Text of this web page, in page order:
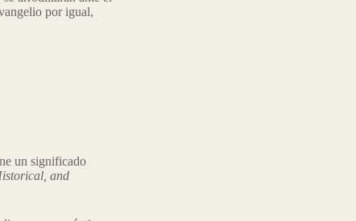
por igual,
un significado
and